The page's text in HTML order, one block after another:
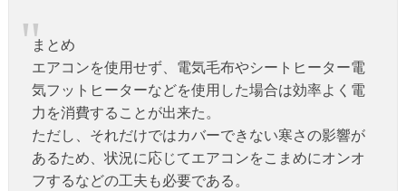
まとめ
エアコンを使用せず、電気毛布やシートヒーター電
気フットヒーターなどを使用した場合は効率よく電
力を消費することが出来た。
ただし、それだけではカバーできない寒さの影響が
あるため、状況に応じてエアコンをこまめにオンオ
フするなどの工夫も必要である。